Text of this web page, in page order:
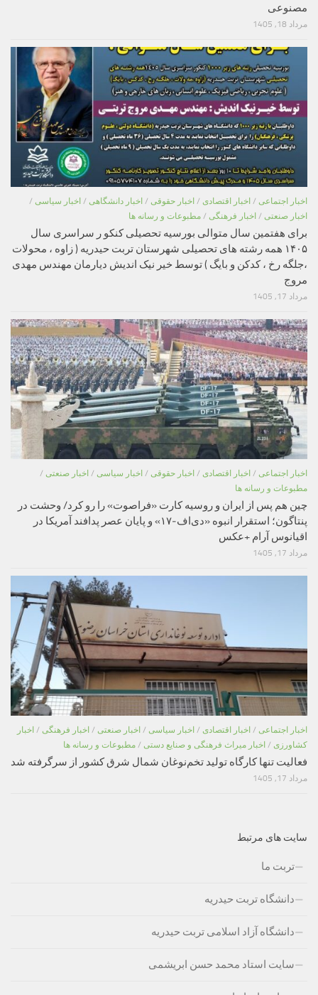
مصنوعی
مرداد 18, 1405
اخبار اجتماعی / اخبار اقتصادی / اخبار حقوقی / اخبار دانشگاهی / اخبار سیاسی /
اخبار صنعتی / اخبار فرهنگی / مطبوعات و رسانه ها
برای هفتمین سال متوالی بورسیه تحصیلی کنکو ر سراسری سال
۱۴۰۵ همه رشته های تحصیلی شهرستان تربت حیدریه ( زاوه ، محولات
،جلگه رخ ، کدکن و بایگ ) توسط خیر نیک اندیش دیارمان مهندس مهدی
مروج
مرداد 17, 1405
اخبار اجتماعی / اخبار اقتصادی / اخبار حقوقی / اخبار سیاسی / اخبار صنعتی /
مطبوعات و رسانه ها
چین هم پس از ایران و روسیه کارت «فراصوت» را رو کرد/ وحشت در
پنتاگون؛ استقرار انبوه «دی‌اف‑۱۷» و پایان عصر پدافند آمریکا در
اقیانوس آرام +عکس
مرداد 17, 1405
اخبار اجتماعی / اخبار اقتصادی / اخبار سیاسی / اخبار صنعتی / اخبار فرهنگی / اخبار
کشاورزی / اخبار میراث فرهنگی و صنایع دستی / مطبوعات و رسانه ها
فعالیت تنها کارگاه تولید تخم‌نوغان شمال شرق کشور از سرگرفته شد
مرداد 17, 1405
سایت های مرتبط
تربت ما
دانشگاه تربت حیدریه
دانشگاه آزاد اسلامی تربت حیدریه
سایت استاد محمد حسن ابریشمی